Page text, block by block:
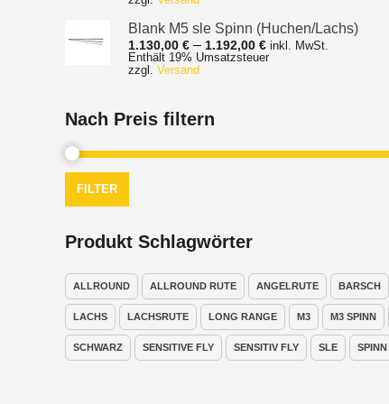
Blank M5 sle Spinn (Huchen/Lachs)
1.130,00 € – 1.192,00 €Preisspanne:
1.130,00 €
inkl. MwSt.
Enthält 19% Umsatzsteuer
zzgl. Versand
Nach Preis filtern
FILTER
Produkt Schlagwörter
ALLROUND ALLROUND RUTE ANGELRUTE BARSCH
LACHS LACHSRUTE LONG RANGE M3 M3 SPINN
SCHWARZ SENSITIVE FLY SENSITIV FLY SLE SPINN